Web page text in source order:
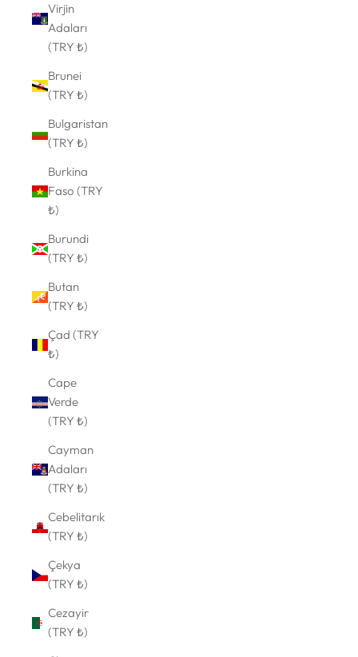
Virjin
Adaları
(TRY ₺)
Brunei
(TRY ₺)
Bulgaristan
(TRY ₺)
Burkina
Faso (TRY
₺)
Burundi
(TRY ₺)
Butan
(TRY ₺)
Çad (TRY
₺)
Cape
Verde
(TRY ₺)
Cayman
Adaları
(TRY ₺)
Cebelitarık
(TRY ₺)
Çekya
(TRY ₺)
Cezayir
(TRY ₺)